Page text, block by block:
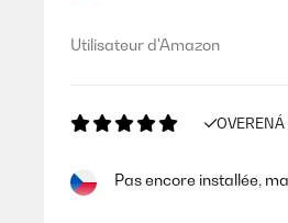
Utilisateur d'Amazon
Pas encore installée,